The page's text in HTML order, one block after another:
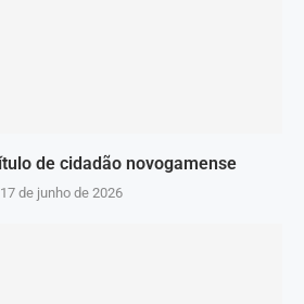
de cidadão novogamense
17 de junho de 2026